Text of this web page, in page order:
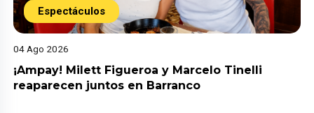
Espectáculos
04 Ago 2026
¡Ampay! Milett Figueroa y Marcelo Tinelli
reaparecen juntos en Barranco